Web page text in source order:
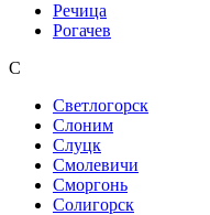
Речица
Рогачев
С
Светлогорск
Слоним
Слуцк
Смолевичи
Сморгонь
Солигорск